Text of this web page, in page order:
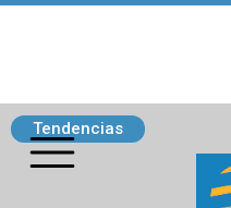
Tendencias